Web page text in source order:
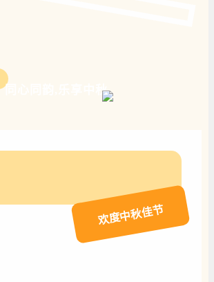
同心同韵,乐享中秋
欢度中秋佳节